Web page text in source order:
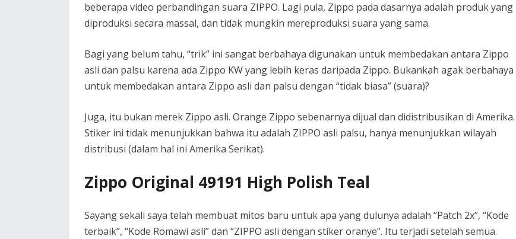
beberapa video perbandingan suara ZIPPO. Lagi pula, Zippo pada dasarnya adalah produk yang
diproduksi secara massal, dan tidak mungkin mereproduksi suara yang sama.
Bagi yang belum tahu, “trik” ini sangat berbahaya digunakan untuk membedakan antara Zippo
asli dan palsu karena ada Zippo KW yang lebih keras daripada Zippo. Bukankah agak berbahaya
untuk membedakan antara Zippo asli dan palsu dengan “tidak biasa” (suara)?
Juga, itu bukan merek Zippo asli. Orange Zippo sebenarnya dijual dan didistribusikan di Amerika.
Stiker ini tidak menunjukkan bahwa itu adalah ZIPPO asli palsu, hanya menunjukkan wilayah
distribusi (dalam hal ini Amerika Serikat).
Zippo Original 49191 High Polish Teal
Sayang sekali saya telah membuat mitos baru untuk apa yang dulunya adalah “Patch 2x”, “Kode
terbaik”, “Kode Romawi asli” dan “ZIPPO asli dengan stiker oranye”. Itu terjadi setelah semua.